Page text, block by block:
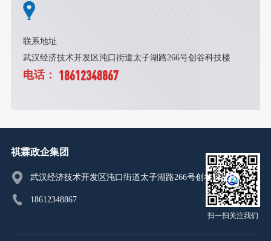
联系地址
武汉经济技术开发区沌口街道太子湖路266号创谷科技楼
电话： 18612348867
扫一扫关注我们
祺霖政企集团
武汉经济技术开发区沌口街道太子湖路266号创谷科技楼
18612348867